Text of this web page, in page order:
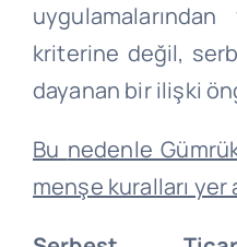
kriterine değil,
dayanan bir ilişki
Bu nedenle
menşe kuralları yer